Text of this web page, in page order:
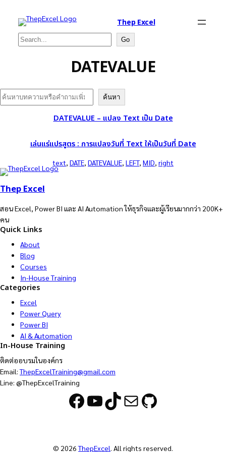
Thep Excel
Search Go
DATEVALUE
Search ค้นหา
DATEVALUE – แปลง Text เป็น Date
เล่นแร่แปรสูตร : การแปลงวันที่ Text ให้เป็นวันที่ Date
text, DATE, DATEVALUE, LEFT, MID, right
Thep Excel
สอน Excel, Power BI และ AI Automation ให้ธุรกิจและผู้เรียนมากกว่า 200K+
คน
Quick Links
About
Blog
Courses
In-House Training
Categories
Excel
Power Query
Power BI
AI & Automation
In-House Training
ติดต่ออบรมในองค์กร
Email:ThepExcelTraining@gmail.com
Line: @ThepExcelTraining
Facebook YouTube TikTok Mail GitHub
© 2026ThepExcel. All rights reserved.